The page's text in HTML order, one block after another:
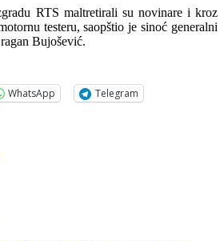
RTS maltretirali su novinare i kroz
testeru, saopštio je sinoć generalni
Bujošević.
WhatsApp Telegram